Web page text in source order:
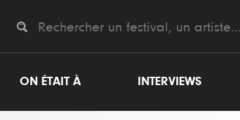
ON ÉTAIT À INTERVIEWS